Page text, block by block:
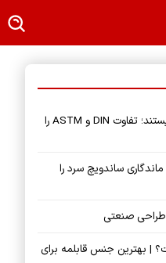
همه انکربولت‌ها استاندارد نیستند؛ تفاوت DIN و ASTM را
ساندویچ سرد را
صنعتی
| بهترین جنس قابلمه برای